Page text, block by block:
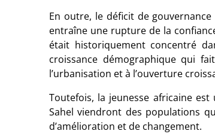
En outre, le déficit de
entraîne une rupture de la
était historiquement concentré
croissance démographique qui
l’urbanisation et à l’ouverture
Toutefois, la jeunesse africaine
Sahel viendront des populations
d’amélioration et de changement.